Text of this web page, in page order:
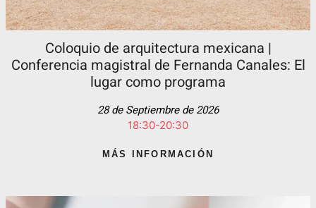
Coloquio de arquitectura mexicana |
Conferencia magistral de Fernanda Canales: El
lugar como programa
28 de Septiembre de 2026
18:30-20:30
MÁS INFORMACIÓN